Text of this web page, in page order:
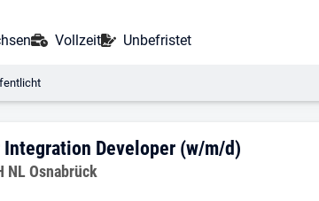
Anstellungsart:
Vollzeit Befristung:
Unbefristet
Senior Integration
Integration Developer (w/m/d)
NL Osnabrück